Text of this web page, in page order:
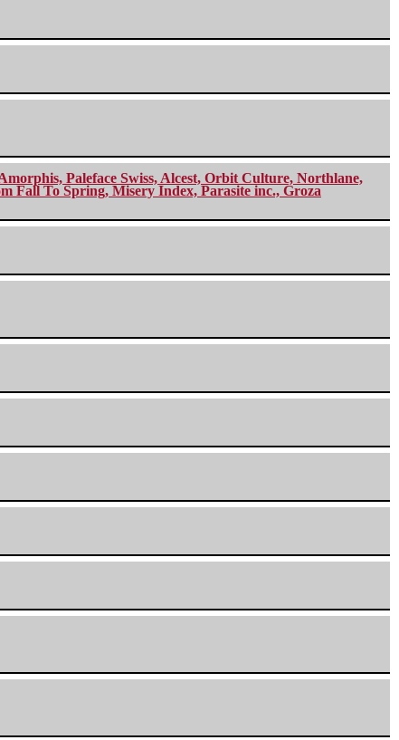
Paleface Swiss, Alcest, Orbit Culture, Northlane,
Fall To Spring, Misery Index, Parasite inc., Groza